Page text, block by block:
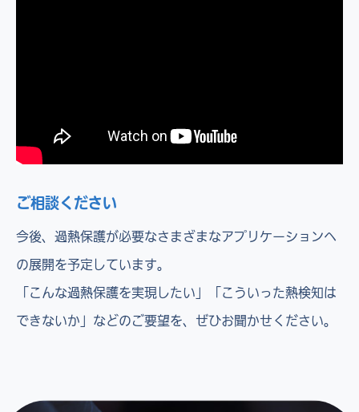
ご相談ください
今後、過熱保護が必要なさまざまなアプリケーションへ
の展開を予定しています。
「こんな過熱保護を実現したい」「こういった熱検知は
できないか」などのご要望を、ぜひお聞かせください。